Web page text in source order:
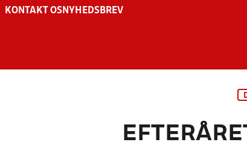
KONTAKT OS NYHEDSBREV